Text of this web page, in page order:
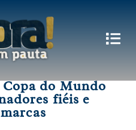
do Mundo
fiéis e